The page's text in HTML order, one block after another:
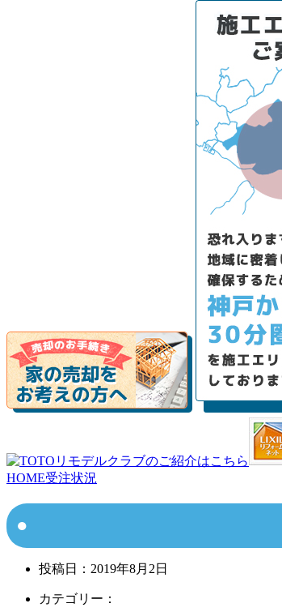
HOME受注状況
投稿日： 2019年8月2日
カテゴリー：